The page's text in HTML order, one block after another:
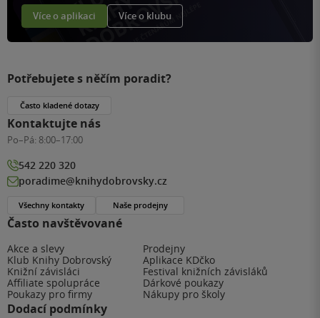
Více o aplikaci Více o klubu
Často navštěvované
Akce a slevy
Prodejny
Klub Knihy Dobrovský
Aplikace KDčko
Knižní závisláci
Festival knižních závisláků
Affiliate spolupráce
Dárkové poukazy
Poukazy pro firmy
Nákupy pro školy
Dodací podmínky
Potřebujete s něčím poradit?
Často kladené dotazy
Kontaktujte nás
Po–Pá: 8:00–17:00
542 220 320
poradime@knihydobrovsky.cz
Všechny kontakty Naše prodejny